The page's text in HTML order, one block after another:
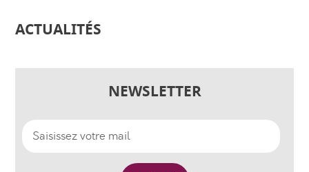
ACTUALITÉS
NEWSLETTER